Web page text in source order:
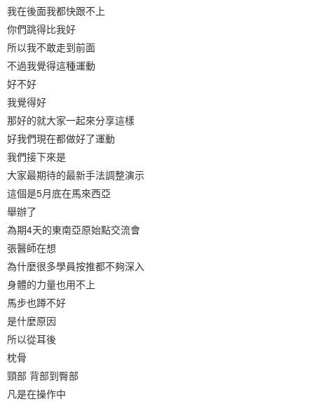
我在後面我都快跟不上
你們跳得比我好
所以我不敢走到前面
不過我覺得這種運動
好不好
我覺得好
那好的就大家一起來分享這樣
好我們現在都做好了運動
我們接下來是
大家最期待的最新手法調整演示
這個是5月底在馬來西亞
舉辦了
為期4天的東南亞原始點交流會
張醫師在想
為什麼很多學員按推都不夠深入
身體的力量也用不上
馬步也蹲不好
是什麼原因
所以從耳後
枕骨
頸部 背部到臀部
凡是在操作中